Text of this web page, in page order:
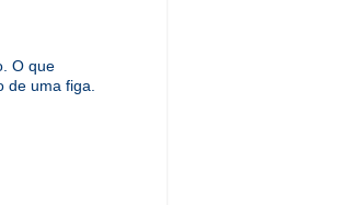
O que
uma figa.